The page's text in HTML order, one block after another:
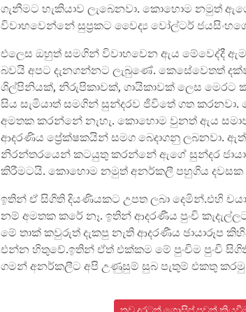
ගැනීමට හැකියාව ලැබෙනවා. කොහොම නමුත්
විවාහවෙන්නේ සුප්‍රකට වෛද්‍ය වෝල්ටර්
එලෙස ඔහුත් සමගින් විවාහවෙන ඇය මේවෙද්දී
බවයි අපට දැනගන්නට ලැබුණේ. කෙසේවෙතත්
ශිල්පිනියක්, නිරුපිකාවක්, ගායිකාවක් ලෙස මෙරට
සිය සැමියාත් සමගින් සුන්දරව ජිවිතේ ගත
අමතක කරන්නේ නැහැ. කොහොම වුනත් ඇය
ආදරණිය ප්‍රේක්ෂකයින් සමග බෙදාගනු ලබනවා.
නිරන්තරයෙන් කටයුතු කරන්නේ ඇගේ සුන්දර
කිරීමටයි. කොහොම නමුත් අනර්කලී පහුගිය දවසක
ඉතින් ඒ සිගිති දියණියකට උපත ලබා දෙමින්.එහි
නම් අමතක කරේ නෑ. ඉතින් ආදරණීය පුංචි
මේ තාක් කවුරුත් දැකපු නැති ආදරණීය ඡායාරූප
එන්න හිතුවේ.ඉතින් ඒත් එක්කම මේ පුංචිම පුංචි
ගමන් අනර්කලීට අපි උණුසුම් සුබ පැතුම් එකතු